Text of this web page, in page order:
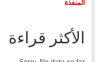
المنفذة
الأكثر قراءة